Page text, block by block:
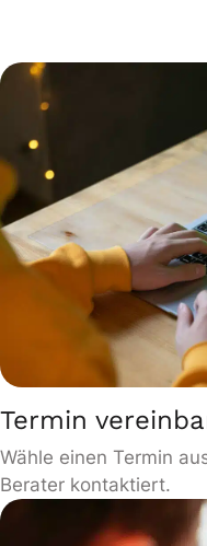
Termin
Wähle einen Termin
Berater kontaktiert.